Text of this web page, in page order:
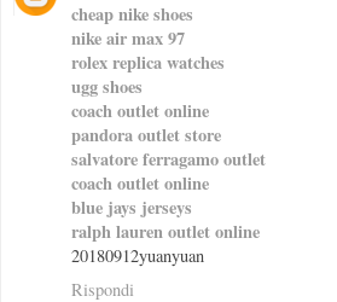
cheap nike shoes
nike air max 97
rolex replica watches
ugg shoes
coach outlet online
pandora outlet store
salvatore ferragamo outlet
coach outlet online
blue jays jerseys
ralph lauren outlet online
20180912yuanyuan
Rispondi